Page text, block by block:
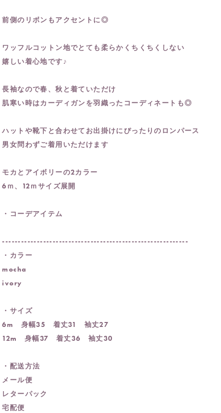
前側のリボンもアクセントに◎
ワッフルコットン地でとても柔らかくちくちくしない
嬉しい着心地です♪
長袖なので春、秋と着ていただけ
肌寒い時はカーディガンを羽織ったコーディネートも◎
ハットや靴下と合わせてお出掛けにぴったりのロンパース
男女問わずご着用いただけます
モカとアイボリーの2カラー
6ｍ、12ｍサイズ展開
・コーデアイテム
-----------------------------------------------------------
・カラー
mocha
ivory
・サイズ
6m 身幅35 着丈31 袖丈27
12m 身幅37 着丈36 袖丈30
・配送方法
メール便
レターパック
宅配便